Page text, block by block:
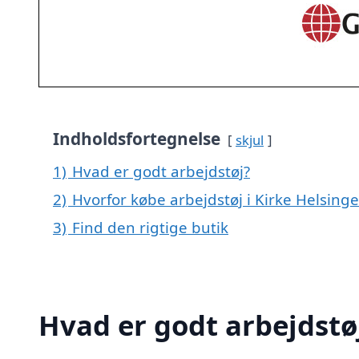
Indholdsfortegnelse skjul
1) Hvad er godt arbejdstøj?
2) Hvorfor købe arbejdstøj i Kirke
3) Find den rigtige butik
Hvad er godt